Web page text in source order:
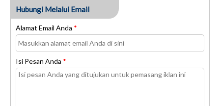
Hubungi Melalui Email
Alamat Email Anda *
Isi Pesan Anda *